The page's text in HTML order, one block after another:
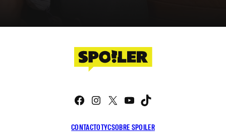
CONTACTOTYCSOBRE SPOILER
Facebook
Instagram
X YouTube